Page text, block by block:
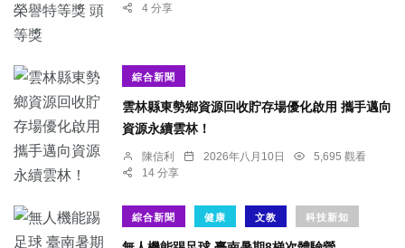
4 分享
綜合新聞
雲林縣東勢鄉資源回收貯存場優化啟用 攜手邁向
資源永續雲林！
陳信利 2026年八月10日
5,695 觀看
14 分享
綜合新聞 健康 文教 科技新知